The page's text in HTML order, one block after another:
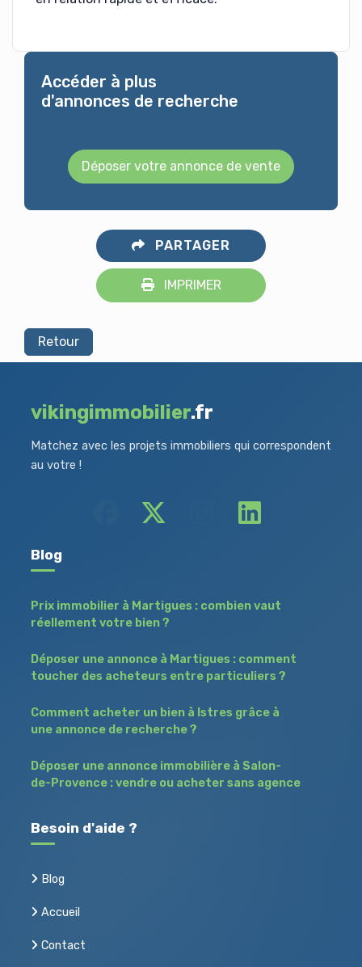
Accéder à plus
d'annonces de recherche
Déposer votre annonce de vente
PARTAGER
IMPRIMER
Retour
vikingimmobilier.fr
Matchez avec les projets immobiliers qui correspondent
au votre !
Blog
Prix immobilier à Martigues : combien vaut
réellement votre bien ?
Déposer une annonce à Martigues : comment
toucher des acheteurs entre particuliers ?
Comment acheter un bien à Istres grâce à
une annonce de recherche ?
Déposer une annonce immobilière à Salon-
de-Provence : vendre ou acheter sans agence
Besoin d'aide ?
Blog
Accueil
Contact